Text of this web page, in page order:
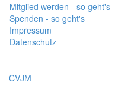
Mitglied werden - so geht's
Spenden - so geht's
Impressum
Datenschutz
CVJM